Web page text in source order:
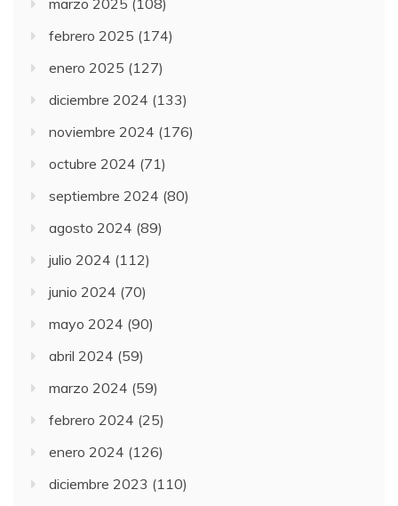
marzo 2025 (108)
febrero 2025 (174)
enero 2025 (127)
diciembre 2024 (133)
noviembre 2024 (176)
octubre 2024 (71)
septiembre 2024 (80)
agosto 2024 (89)
julio 2024 (112)
junio 2024 (70)
mayo 2024 (90)
abril 2024 (59)
marzo 2024 (59)
febrero 2024 (25)
enero 2024 (126)
diciembre 2023 (110)